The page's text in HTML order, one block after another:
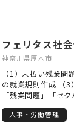
い、過失割合に疑問
不満がある――交通事
方のために、当ホ
りやすく発信して
ぜひ交通事故に関
い。交通事故に強
す。
フェリタス社
神奈川県厚木市
（1）未払い残業
の就業規則作成 （3
「残業問題」「セ
でサポートします！
「名ばかり管理職
人事・労働管理